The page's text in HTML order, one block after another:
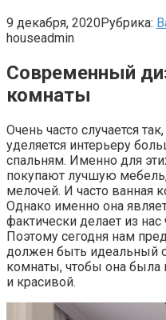
9 декабря, 2020Рубрика:
houseadmin
Современный
комнаты
Очень часто случается
уделяется интерьеру
спальням. Именно для
покупают лучшую
мелочей. И часто ванная
Однако именно она
фактически делает из
Поэтому сегодня нам
должен быть идеальный
комнаты, чтобы она
и красивой.